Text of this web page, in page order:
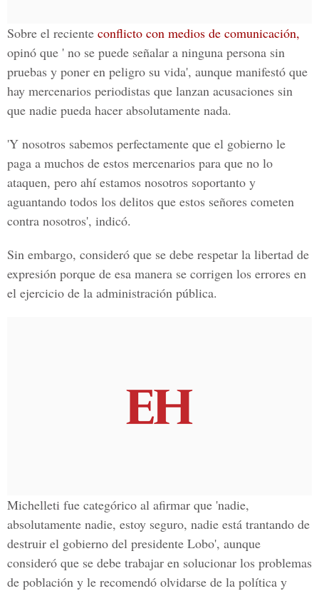
Sobre el reciente conflicto con medios de comunicación,
opinó que ' no se puede señalar a ninguna persona sin
pruebas y poner en peligro su vida', aunque manifestó que
hay mercenarios periodistas que lanzan acusaciones sin
que nadie pueda hacer absolutamente nada.
'Y nosotros sabemos perfectamente que el gobierno le
paga a muchos de estos mercenarios para que no lo
ataquen, pero ahí estamos nosotros soportanto y
aguantando todos los delitos que estos señores cometen
contra nosotros', indicó.
Sin embargo, consideró que se debe respetar la libertad de
expresión porque de esa manera se corrigen los errores en
el ejercicio de la administración pública.
Michelleti fue categórico al afirmar que 'nadie,
absolutamente nadie, estoy seguro, nadie está trantando de
destruir el gobierno del presidente Lobo', aunque
consideró que se debe trabajar en solucionar los problemas
de población y le recomendó olvidarse de la política y